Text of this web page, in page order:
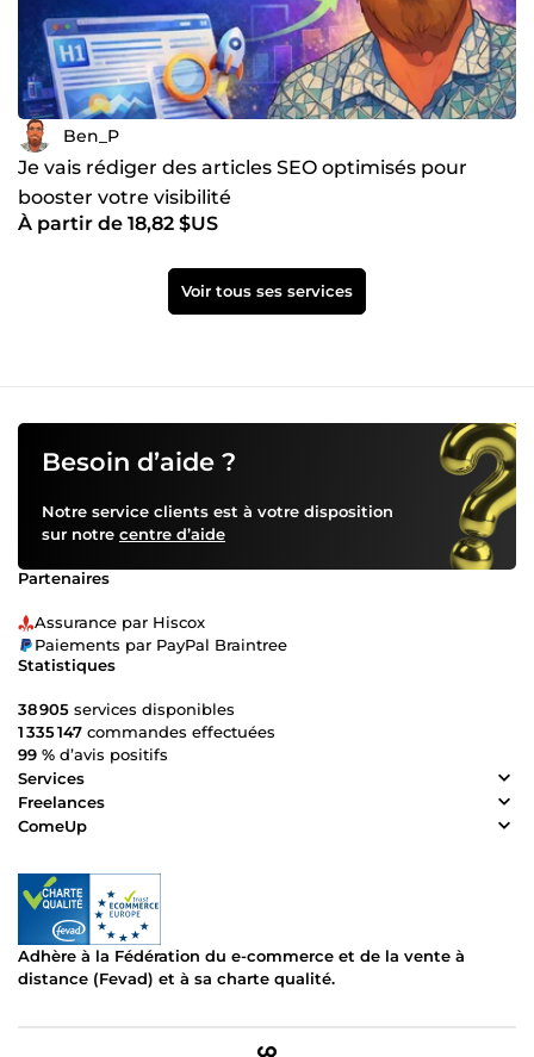
Ben_P
Je vais rédiger des articles SEO optimisés pour
booster votre visibilité
À partir de 18,82 $US
Voir tous ses services
Besoin d’aide ?
Notre service clients est à votre disposition
sur notre centre d’aide
Partenaires
Assurance par Hiscox
Paiements par PayPal Braintree
Statistiques
38 905 services disponibles
1 335 147 commandes effectuées
99 % d’avis positifs
Services
Freelances
ComeUp
Adhère à la Fédération du e-commerce et de la vente à
distance (Fevad) et à sa charte qualité.